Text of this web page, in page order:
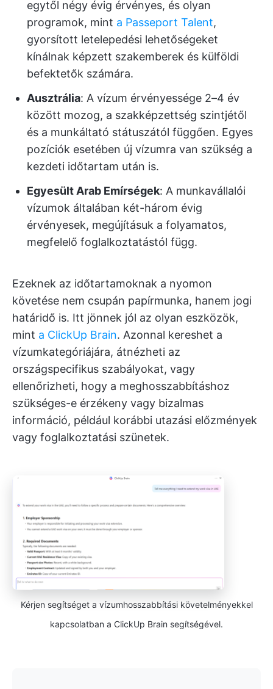
egytől négy évig érvényes, és olyan
programok, mint a Passeport Talent,
gyorsított letelepedési lehetőségeket
kínálnak képzett szakemberek és külföldi
befektetők számára.
Ausztrália: A vízum érvényessége 2–4 év
között mozog, a szakképzettség szintjétől
és a munkáltató státuszától függően. Egyes
pozíciók esetében új vízumra van szükség a
kezdeti időtartam után is.
Egyesült Arab Emírségek: A munkavállalói
vízumok általában két-három évig
érvényesek, megújításuk a folyamatos,
megfelelő foglalkoztatástól függ.
Ezeknek az időtartamoknak a nyomon
követése nem csupán papírmunka, hanem jogi
határidő is. Itt jönnek jól az olyan eszközök,
mint a ClickUp Brain. Azonnal kereshet a
vízumkategóriájára, átnézheti az
országspecifikus szabályokat, vagy
ellenőrizheti, hogy a meghosszabbításhoz
szükséges-e érzékeny vagy bizalmas
információ, például korábbi utazási előzmények
vagy foglalkoztatási szünetek.
Kérjen segítséget a vízumhosszabbítási követelményekkel
kapcsolatban a ClickUp Brain segítségével.